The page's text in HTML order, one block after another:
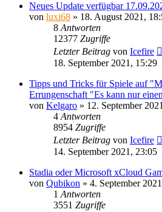
Neues Update verfügbar
von luxi68 » 18. August 2021,
8 Antworten
12377 Zugriffe
Letzter Beitrag von Icefire
18. September 2021, 15:29
Tipps und Tricks für Spiele auf
Errungenschaft "Es kann nur
von Kelgaro » 12. September
4 Antworten
8954 Zugriffe
Letzter Beitrag von Icefire
14. September 2021, 23:05
Stadia oder Microsoft xCloud
von Qubikon » 4. September
1 Antworten
3551 Zugriffe